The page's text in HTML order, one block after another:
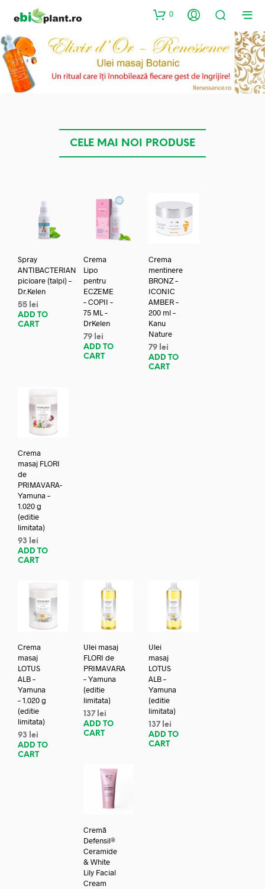
0
CELE MAI NOI PRODUSE
Spray
ANTIBACTERIAN
picioare (talpi) –
Dr.Kelen
55 lei
ADD TO
CART
Crema
Lipo
pentru
ECZEME
– COPII –
75 ML –
DrKelen
79 lei
ADD TO
CART
Crema
mentinere
BRONZ –
ICONIC
AMBER –
200 ml –
Kanu
Nature
79 lei
ADD TO
CART
Crema
masaj FLORI
de
PRIMAVARA-
Yamuna –
1.020 g
(editie
limitata)
93
lei
ADD TO
CART
Crema
masaj
LOTUS
ALB –
Yamuna
– 1.020 g
(editie
limitata)
93
lei
ADD TO
CART
Ulei masaj
FLORI de
PRIMAVARA
– Yamuna
(editie
limitata)
137 lei
ADD TO
CART
Ulei
masaj
LOTUS
ALB –
Yamuna
(editie
limitata)
137 lei
ADD TO
CART
Cremă
Defensil®
Ceramide
& White
Lily Facial
Cream